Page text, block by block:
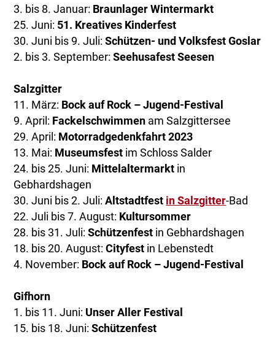
3. bis 8. Januar: Braunlager Wintermarkt
25. Juni: 51. Kreatives Kinderfest
30. Juni bis 9. Juli:Schützen- und Volksfest Goslar
2. bis 3. September:Seehusafest Seesen
Salzgitter
11. März: Bock auf Rock – Jugend-Festival
9. April: Fackelschwimmen am Salzgittersee
29. April: Motorradgedenkfahrt 2023
13. Mai: Museumsfest im Schloss Salder
24. bis 25. Juni: Mittelaltermarkt in
Gebhardshagen
30. Juni bis 2. Juli:Altstadtfest in Salzgitter-Bad
22. Juli bis 7. August: Kultursommer
28. bis 31. Juli:Schützenfest in Gebhardshagen
18. bis 20. August:Cityfest in Lebenstedt
4. November: Bock auf Rock – Jugend-Festival
Gifhorn
1. bis 11. Juni: Unser Aller Festival
15. bis 18. Juni:Schützenfest